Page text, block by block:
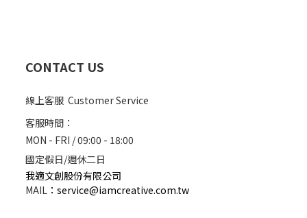
CONTACT US
線上客服 Customer Service
客服時間：
MON - FRI / 09:00 - 18:00
國定假日/週休二日
我適文創股份有限公司
MAIL ： service@iamcreative.com.tw